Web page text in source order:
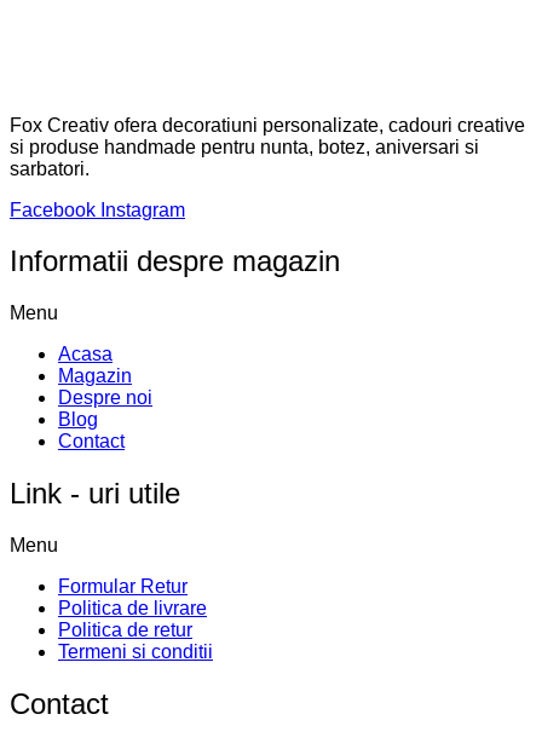
Fox Creativ ofera decoratiuni personalizate, cadouri creative
si produse handmade pentru nunta, botez, aniversari si
sarbatori.
Facebook Instagram
Informatii despre magazin
Menu
Acasa
Magazin
Despre noi
Blog
Contact
Link - uri utile
Menu
Formular Retur
Politica de livrare
Politica de retur
Termeni si conditii
Contact